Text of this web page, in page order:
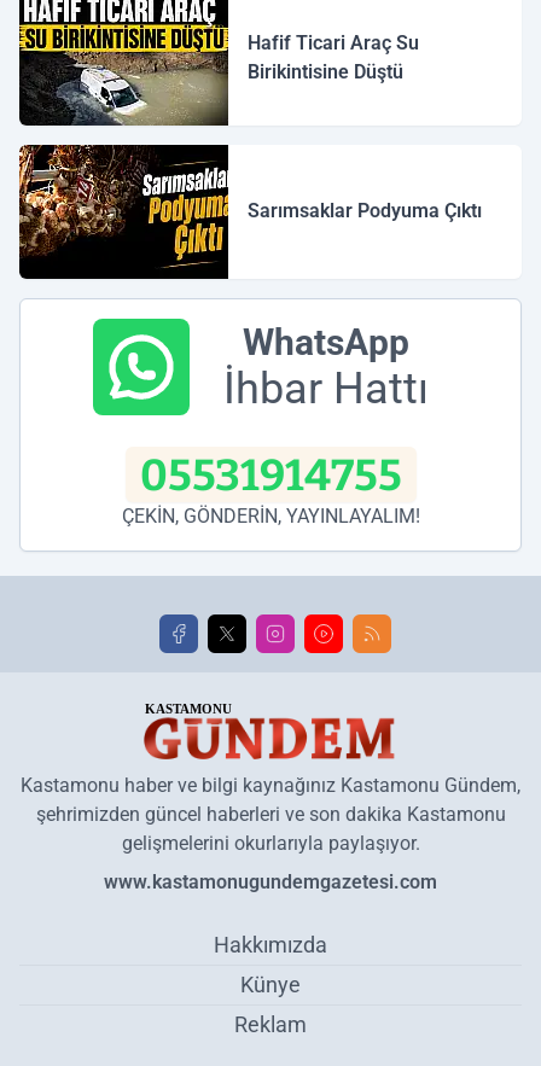
Hafif Ticari Araç Su
Birikintisine Düştü
Sarımsaklar Podyuma Çıktı
WhatsApp
İhbar Hattı
05531914755
ÇEKİN, GÖNDERİN, YAYINLAYALIM!
Kastamonu haber ve bilgi kaynağınız Kastamonu Gündem,
şehrimizden güncel haberleri ve son dakika Kastamonu
gelişmelerini okurlarıyla paylaşıyor.
www.kastamonugundemgazetesi.com
Hakkımızda
Künye
Reklam